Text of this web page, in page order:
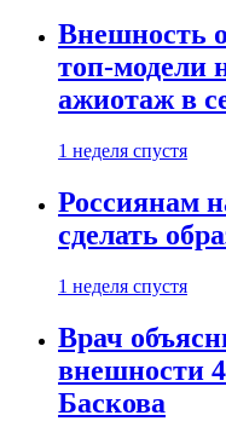
Внешность
топ-модели
ажиотаж в
1 неделя спустя
Россиянам
сделать
1 неделя спустя
Врач
внешности
Баскова